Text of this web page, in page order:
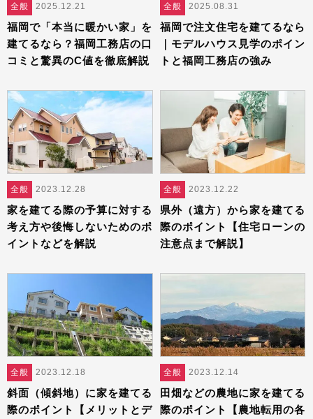
全般 2025.12.21
福岡で「本当に暖かい家」を
建てるなら？福岡工務店の口
コミと驚異のC値を徹底解説
全般 2025.08.31
福岡で注文住宅を建てるなら
｜モデルハウス見学のポイン
トと福岡工務店の強み
全般 2023.12.28
家を建てる際の予算に対する
考え方や後悔しないためのポ
イントなどを解説
全般 2023.12.22
県外（遠方）から家を建てる
際のポイント【住宅ローンの
注意点まで解説】
全般 2023.12.18
斜面（傾斜地）に家を建てる
際のポイント【メリットとデ
全般 2023.12.14
田畑などの農地に家を建てる
際のポイント【農地転用の各